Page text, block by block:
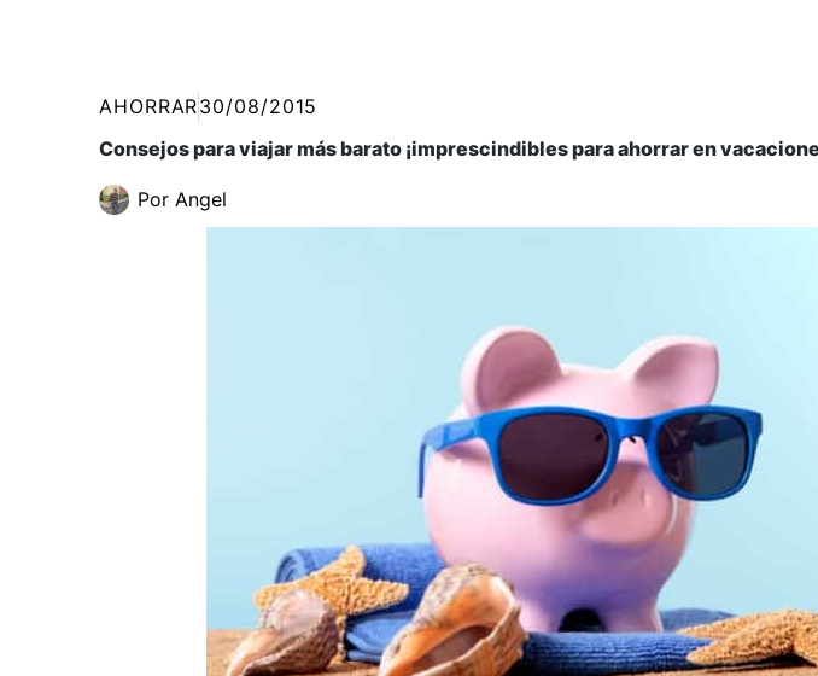
AHORRAR30/08/2015
Consejos para viajar más barato ¡imprescindibles para ahorrar en
Por Angel